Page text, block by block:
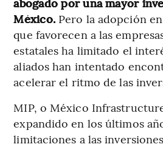
México. Pero la adopción
que favorecen a las
estatales ha limitado el
aliados han intentado
acelerar el ritmo de las
MIP, o México
expandido en los últimos
limitaciones a las